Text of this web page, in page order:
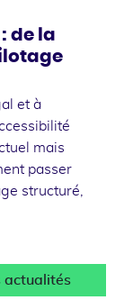
de la
et à
mais
passer
structuré,
actualités